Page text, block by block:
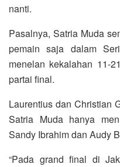
nanti.
Pasalnya, Satria Muda
pemain saja dalam
menelan kekalahan 11-
partai final.
Laurentius dan Christian
Satria Muda hanya
Sandy Ibrahim dan Audy
“Pada grand final di